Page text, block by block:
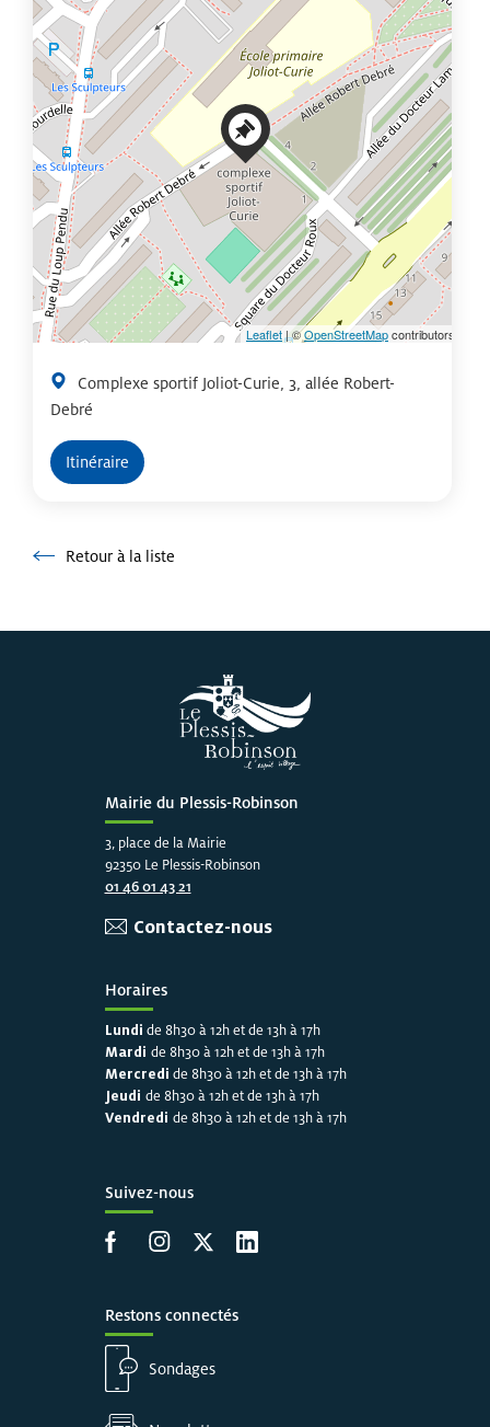
−
Leaflet| ©OpenStreetMapcontributors
Complexe sportif Joliot-Curie, 3, allée Robert-
Debré
Itinéraire
Retour à la liste
Retour à la liste
Mairie du Plessis-Robinson
3, place de la Mairie
92350 Le Plessis-Robinson
01 46 01 43 21
Contactez-nous
Horaires
Lundi de 8h30 à 12h et de 13h à 17h
Mardi de 8h30 à 12h et de 13h à 17h
Mercredi de 8h30 à 12h et de 13h à 17h
Jeudi de 8h30 à 12h et de 13h à 17h
Vendredi de 8h30 à 12h et de 13h à 17h
Suivez-nous
Accéder à la page Facebook
Accéder à la page Instagram
Accéder à la page X
Accéder à LinkedIn
Restons connectés
Sondages